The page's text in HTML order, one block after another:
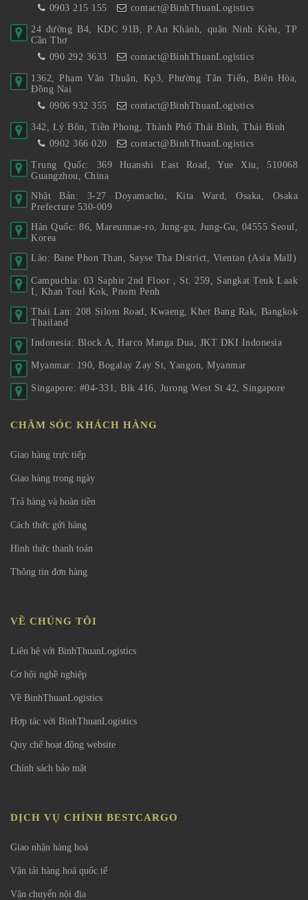
0903 215 155
contact@BinhThuanLogistics
24 đường B4, KDC 91B, P.An Khánh, quận Ninh Kiều, TP
Cần Thơ
090 292 3633
contact@BinhThuanLogistics
1362, Phạm Văn Thuận, Kp3, Phường Tân Tiến, Biên Hòa,
Đồng Nai
0906 932 355
contact@BinhThuanLogistics
342, Lý Bôn, Tiền Phong, Thành Phố Thái Bình, Thái Bình
0902 366 020
contact@BinhThuanLogistics
Trung Quốc: 369 Huanshi East Road, Yue Xiu, 510068
Guangzhou, China
Nhật Bản: 3-27 Doyamacho, Kita Ward, Osaka, Osaka
Prefecture 530-009
Hàn Quốc: 86, Mareunnae-ro, Jung-gu, Jung-Gu, 04555 Seoul,
Korea
Lào: Bane Phon Than, Sayse Tha District, Vientan (Asia Mall)
Campuchia: 03 Saphir 2nd Floor , St. 259, Sangkat Teuk Laak
I, Khan Toul Kok, Pnom Penh
Thái Lan: 208 Silom Road, Kwaeng, Khet Bang Rak, Bangkok
Thailand
Indonesia: Block A, Harco Manga Dua, JKT DKI Indonesia
Myanmar: 190, Bogalay Zay St, Yangon, Myanmar
Singapore: #04-331, Blk 416, Jurong West St 42, Singapore
CHĂM SÓC KHÁCH HÀNG
Giao hàng trực tiếp
Giao hàng trong ngày
Trả hàng và hoàn tiền
Cách thức gửi hàng
Hình thức thanh toán
Thông tin đơn hàng
VỀ CHÚNG TÔI
Liên hệ với BinhThuanLogistics
Cơ hội nghề nghiệp
Về BinhThuanLogistics
Hợp tác với BinhThuanLogistics
Quy chế hoạt động website
Chính sách bảo mật
DỊCH VỤ CHÍNH BESTCARGO
Giao nhận hàng hoá
Vận tải hàng hoá quốc tế
Vận chuyển nội địa